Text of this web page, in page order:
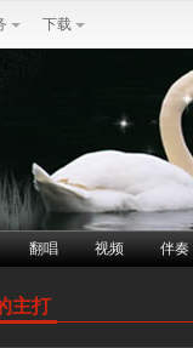
下载
翻唱 视频 伴奏
主打